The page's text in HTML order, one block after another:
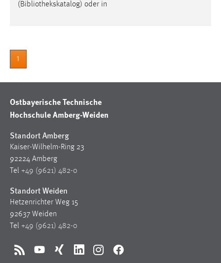
(Bibliothekskatalog) oder in
1
Ostbayerische Technische
Hochschule Amberg-Weiden
Standort Amberg
Kaiser-Wilhelm-Ring 23
92224 Amberg
Tel +49 (9621) 482-0
Standort Weiden
Hetzenrichter Weg 15
92637 Weiden
Tel +49 (9621) 482-0
RSS YouTubeXing LinkedInInstagramFacebook